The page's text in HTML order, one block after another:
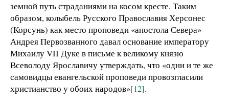
земной путь страданиями на косом кресте. Таким
образом, колыбель Русского Православия Херсонес
(Корсунь) как место проповеди «апостола Севера»
Андрея Первозванного давал основание императору
Михаилу VII Дуке в письме к великому князю
Всеволоду Ярославичу утверждать, что «одни и те же
самовидцы евангельской проповеди провозгласили
христианство у обоих народов»[12].